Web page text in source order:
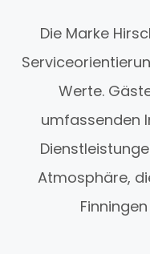
Die Marke
Werte.
umfassenden
Atmosphäre,